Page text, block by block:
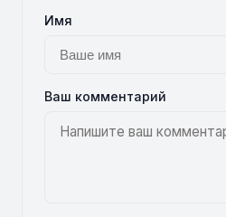
Имя
Ваш комментарий